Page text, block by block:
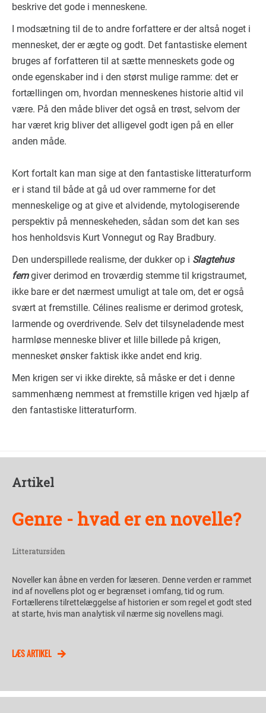
beskrive det gode i menneskene.
I modsætning til de to andre forfattere er der altså noget i
mennesket, der er ægte og godt. Det fantastiske element
bruges af forfatteren til at sætte menneskets gode og
onde egenskaber ind i den størst mulige ramme: det er
fortællingen om, hvordan menneskenes historie altid vil
være. På den måde bliver det også en trøst, selvom der
har været krig bliver det alligevel godt igen på en eller
anden måde.
Kort fortalt kan man sige at den fantastiske litteraturform
er i stand til både at gå ud over rammerne for det
menneskelige og at give et alvidende, mytologiserende
perspektiv på menneskeheden, sådan som det kan ses
hos henholdsvis Kurt Vonnegut og Ray Bradbury.
Den underspillede realisme, der dukker op i Slagtehus
femgiver derimod en troværdig stemme til krigstraumet,
ikke bare er det nærmest umuligt at tale om, det er også
svært at fremstille. Célines realisme er derimod grotesk,
larmende og overdrivende. Selv det tilsyneladende mest
harmløse menneske bliver et lille billede på krigen,
mennesket ønsker faktisk ikke andet end krig.
Men krigen ser vi ikke direkte, så måske er det i denne
sammenhæng nemmest at fremstille krigen ved hjælp af
den fantastiske litteraturform.
Artikel
Genre - hvad er en novelle?
Litteratursiden
Noveller kan åbne en verden for læseren. Denne verden er rammet
ind af novellens plot og er begrænset i omfang, tid og rum.
Fortællerens tilrettelæggelse af historien er som regel et godt sted
at starte, hvis man analytisk vil nærme sig novellens magi.
LÆS ARTIKEL